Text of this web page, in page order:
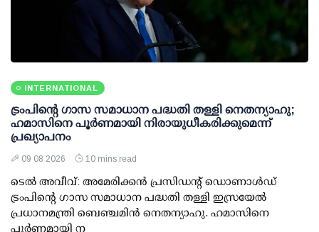
INTERNATIONAL
ട്രംപിന്റെ ഗാസ സമാധാന പദ്ധതി തള്ളി നെതന്യാഹു;
ഹമാസിനെ പൂര്‍ണമായി നിരായുധീകരിക്കുമെന്ന്
പ്രഖ്യാപനം
09 08 2026 10 mins read
ടെല്‍ അവീവ്: അമേരിക്കന്‍ പ്രസിഡന്റ് ഡൊണാള്‍ഡ്
ട്രംപിന്റെ ഗാസ സമാധാന പദ്ധതി തള്ളി ഇസ്രയേല്‍
പ്രധാനമന്ത്രി ബെഞ്ചമിന്‍ നെതന്യാഹു. ഹമാസിനെ
പൂര്‍ണമായി ന